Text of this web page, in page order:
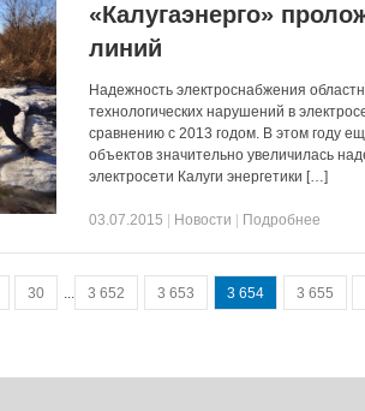
«Калугаэнерго»
линий
Надежность электроснабжения
технологических нарушений в
сравнению с 2013 годом. В этом году
объектов значительно увеличилась
электросети Калуги энергетики […]
03.07.2015 Новости Подробнее
30 3 652 3 653 3 654 3 655